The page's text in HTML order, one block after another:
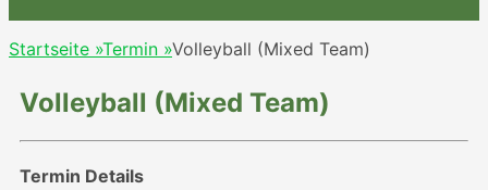
Startseite »Termin »Volleyball (Mixed Team)
Volleyball (Mixed Team)
Termin Details